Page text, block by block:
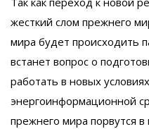
жесткий слом прежнего
мира будет происходить
встанет вопрос о
работать в новых
энергоинформационной
прежнего мира порвутся